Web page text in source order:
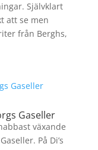
Självklart
att se men
från Berghs,
Gaseller
växande
På Di’s